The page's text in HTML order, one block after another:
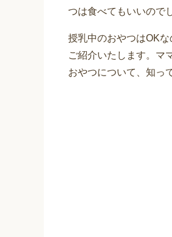
つは食べてもいいので
授乳中のおやつはOK
ご紹介いたします。マ
おやつについて、知っ